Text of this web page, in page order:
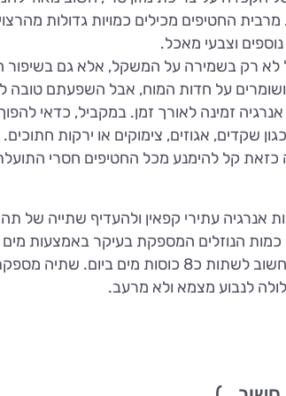
החטיפים מכילים כמויות גדולות
וצבעי מאכל.
לא רק בשמירה על המשקל, אלא גם בשיפור
על חדות המוח, אבל השפעתם טובה
זמינה לאורך זמן. במקביל, כדאי
שקדים, אגוזים, צימוקים או ירקות
קל להימנע מכל החטיפים חסרי
עתירי קפאין ולהעדיף שתייה של תה
הנוזלים המספקת בעיקר באמצעות מים
מיצים ממותקים או משקאות מוגזים. חשוב לשתות כ8 כוסות
לנבוע מצמא ולא מרעב.